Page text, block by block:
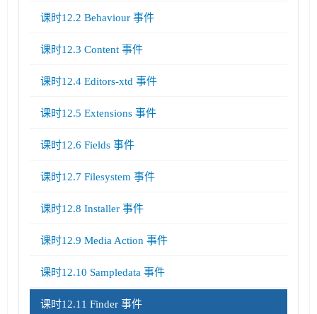
课时12.2 Behaviour 事件
课时12.3 Content 事件
课时12.4 Editors-xtd 事件
课时12.5 Extensions 事件
课时12.6 Fields 事件
课时12.7 Filesystem 事件
课时12.8 Installer 事件
课时12.9 Media Action 事件
课时12.10 Sampledata 事件
课时12.11 Finder 事件